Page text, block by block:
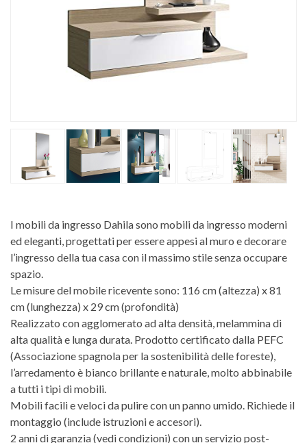
I mobili da ingresso Dahila sono mobili da ingresso moderni
ed eleganti, progettati per essere appesi al muro e decorare
l’ingresso della tua casa con il massimo stile senza occupare
spazio.
Le misure del mobile ricevente sono: 116 cm (altezza) x 81
cm (lunghezza) x 29 cm (profondità)
Realizzato con agglomerato ad alta densità, melammina di
alta qualità e lunga durata. Prodotto certificato dalla PEFC
(Associazione spagnola per la sostenibilità delle foreste),
l’arredamento è bianco brillante e naturale, molto abbinabile
a tutti i tipi di mobili.
Mobili facili e veloci da pulire con un panno umido. Richiede il
montaggio (include istruzioni e accesori).
2 anni di garanzia (vedi condizioni) con un servizio post-